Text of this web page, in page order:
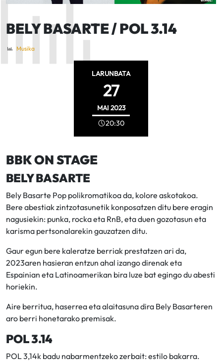
BELY BASARTE / POL 3.14
Musika
LARUNBATA
27
MAI 2023
20:30
BBK ON STAGE
BELY BASARTE
Bely Basarte Pop polikromatikoa da, kolore askotakoa.
Bere abestiak zintzotasunetik konposatzen ditu bere eragin
nagusiekin: punka, rocka eta RnB, eta duen gozotasun eta
karisma pertsonalarekin gauzatzen ditu.
Gaur egun bere kaleratze berriak prestatzen ari da,
2023aren hasieran entzun ahal izango direnak eta
Espainian eta Latinoamerikan bira luze bat egingo du abesti
horiekin.
Aire berritua, haserrea eta alaitasuna dira Bely Basarteren
aro berri honetarako premisak.
POL 3.14
POL 3,14k badu nabarmentzeko zerbait: estilo bakarra.